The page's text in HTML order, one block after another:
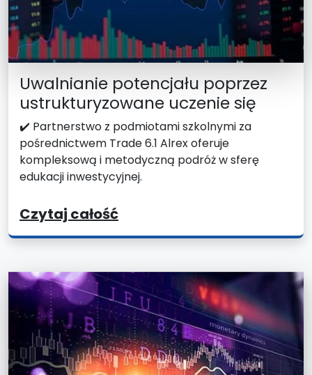
Uwalnianie potencjału poprzez
ustrukturyzowane uczenie się
✔️ Partnerstwo z podmiotami szkolnymi za
pośrednictwem Trade 6.1 Alrex oferuje
kompleksową i metodyczną podróż w sferę
edukacji inwestycyjnej.
Czytaj całość